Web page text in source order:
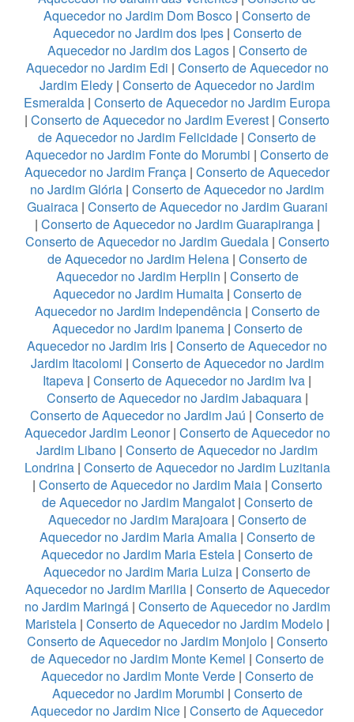
Aquecedor no Jardim Dom Bosco | Conserto de
Aquecedor no Jardim dos Ipes| Conserto de
Aquecedor no Jardim dos Lagos| Conserto de
Aquecedor no Jardim Edi | Conserto de Aquecedor no
Jardim Eledy | Conserto de Aquecedor no Jardim
Esmeralda | Conserto de Aquecedor no Jardim Europa
| Conserto de Aquecedor no Jardim Everest | Conserto
de Aquecedor no Jardim Felicidade | Conserto de
Aquecedor no Jardim Fonte do Morumbi | Conserto de
Aquecedor no Jardim França | Conserto de Aquecedor
no Jardim Glória | Conserto de Aquecedor no Jardim
Guairaca| Conserto de Aquecedor no Jardim Guarani
| Conserto de Aquecedor no Jardim Guarapiranga|
Conserto de Aquecedor no Jardim Guedala| Conserto
de Aquecedor no Jardim Helena| Conserto de
Aquecedor no Jardim Herplin | Conserto de
Aquecedor no Jardim Humaita| Conserto de
Aquecedor no Jardim Independência| Conserto de
Aquecedor no Jardim Ipanema| Conserto de
Aquecedor no Jardim Iris | Conserto de Aquecedor no
Jardim Itacolomi | Conserto de Aquecedor no Jardim
Itapeva | Conserto de Aquecedor no Jardim Iva |
Conserto de Aquecedor no Jardim Jabaquara|
Conserto de Aquecedor no Jardim Jaú | Conserto de
Aquecedor Jardim Leonor| Conserto de Aquecedor no
Jardim Libano | Conserto de Aquecedor no Jardim
Londrina| Conserto de Aquecedor no Jardim Luzitania
| Conserto de Aquecedor no Jardim Maia| Conserto
de Aquecedor no Jardim Mangalot| Conserto de
Aquecedor no Jardim Marajoara| Conserto de
Aquecedor no Jardim Maria Amalia| Conserto de
Aquecedor no Jardim Maria Estela | Conserto de
Aquecedor no Jardim Maria Luiza | Conserto de
Aquecedor no Jardim Marilia| Conserto de Aquecedor
no Jardim Maringá| Conserto de Aquecedor no Jardim
Maristela| Conserto de Aquecedor no Jardim Modelo|
Conserto de Aquecedor no Jardim Monjolo| Conserto
de Aquecedor no Jardim Monte Kemel | Conserto de
Aquecedor no Jardim Monte Verde| Conserto de
Aquecedor no Jardim Morumbi | Conserto de
Aquecedor no Jardim Nice | Conserto de Aquecedor